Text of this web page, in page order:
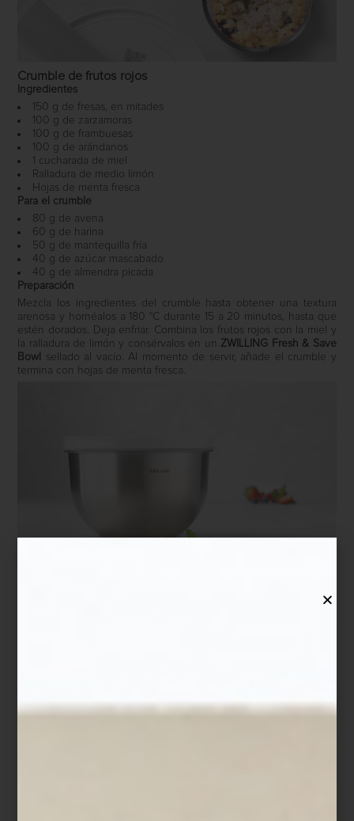
Crumble de frutos rojos
Ingredientes
150 g de fresas, en mitades
100 g de zarzamoras
100 g de frambuesas
100 g de arándanos
1 cucharada de miel
Ralladura de medio limón
Hojas de menta fresca
Para el crumble
80 g de avena
60 g de harina
50 g de mantequilla fría
40 g de azúcar mascabado
40 g de almendra picada
Preparación
Mezcla los ingredientes del crumble hasta obtener una textura
arenosa y hornéalos a 180 °C durante 15 a 20 minutos, hasta que
estén dorados. Deja enfriar. Combina los frutos rojos con la miel y
la ralladura de limón y consérvalos en un ZWILLING Fresh & Save
Bowl
sellado al vacío. Al momento de servir, añade el crumble y
termina con hojas de menta fresca.
ayudan a conservar los